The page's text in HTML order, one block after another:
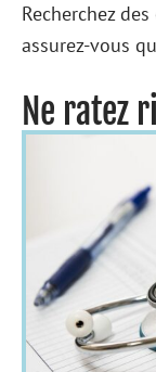
Recherchez
assurez-vous
Ne ratez